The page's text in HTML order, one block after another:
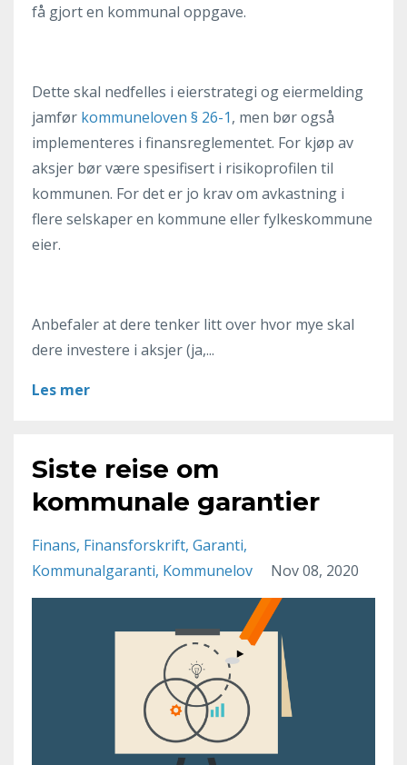
få gjort en kommunal oppgave.
Dette skal nedfelles i eierstrategi og eiermelding
jamfør kommuneloven § 26-1, men bør også
implementeres i finansreglementet. For kjøp av
aksjer bør være spesifisert i risikoprofilen til
kommunen. For det er jo krav om avkastning i
flere selskaper en kommune eller fylkeskommune
eier.
Anbefaler at dere tenker litt over hvor mye skal
dere investere i aksjer (ja,...
Les mer
Siste reise om
kommunale garantier
Finans Finansforskrift Garanti
Kommunalgaranti Kommunelov Nov 08, 2020